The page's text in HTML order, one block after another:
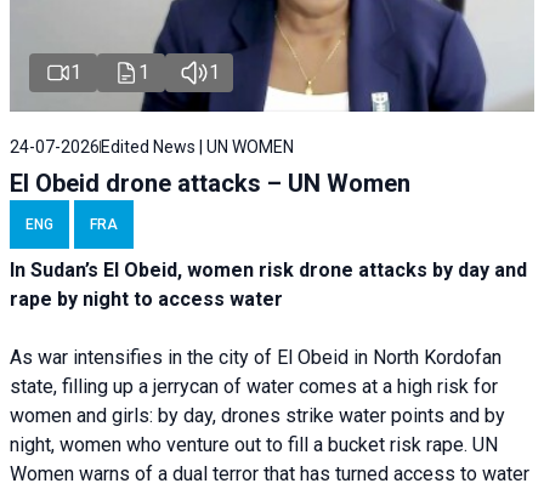
1 1 1
24-07-2026 Edited News | UN WOMEN
El Obeid drone attacks – UN Women
ENG FRA
In Sudan’s El Obeid, women risk drone attacks by day and
rape by night to access water
As war intensifies in the city of El Obeid in North Kordofan
state, filling up a jerrycan of water comes at a high risk for
women and girls: by day, drones strike water points and by
night, women who venture out to fill a bucket risk rape. UN
Women warns of a dual terror that has turned access to water